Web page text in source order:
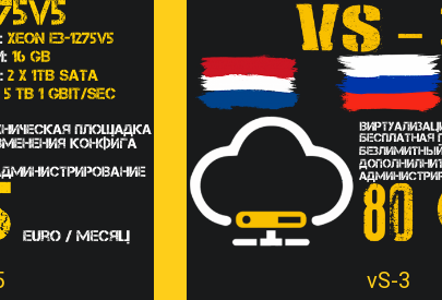
vS-3